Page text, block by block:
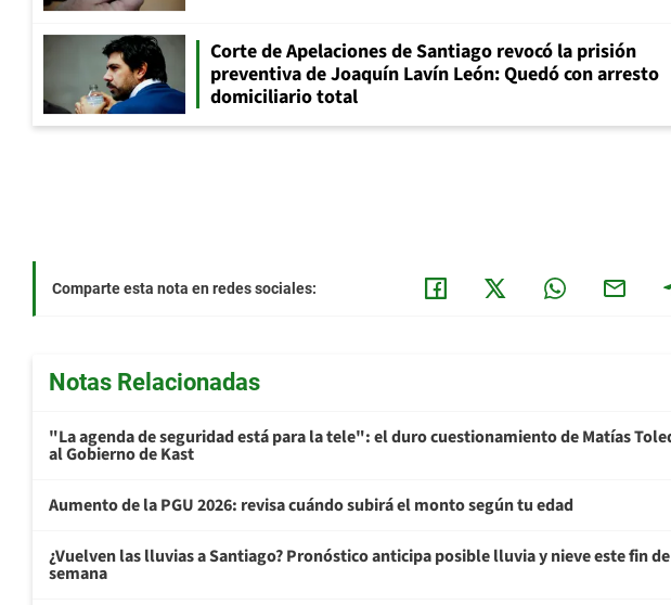
Corte de Apelaciones de Santiago revocó la prisión
preventiva de Joaquín Lavín León: Quedó con arresto
domiciliario total
Comparte esta nota en redes sociales:
Notas Relacionadas
"La agenda de seguridad está para la tele": el duro cuestionamiento de Matías
al Gobierno de Kast
Aumento de la PGU 2026: revisa cuándo subirá el monto según tu edad
¿Vuelven las lluvias a Santiago? Pronóstico anticipa posible lluvia y nieve este fin de
semana